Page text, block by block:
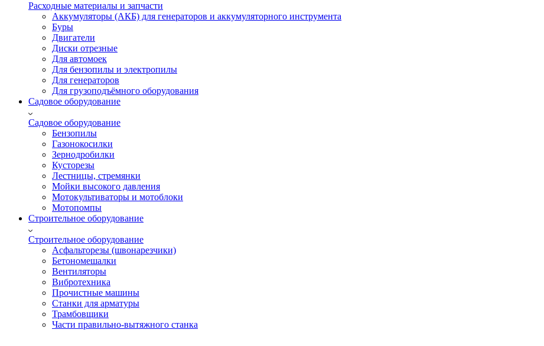
Расходные материалы и запчасти
Аккумуляторы (АКБ) для генераторов и аккумуляторного инструмента
Буры
Двигатели
Диски отрезные
Для автомоек
Для бензопилы и электропилы
Для генераторов
Для грузоподъёмного оборудования
Садовое оборудование
Садовое оборудование
Бензопилы
Газонокосилки
Зернодробилки
Кусторезы
Лестницы, стремянки
Мойки высокого давления
Мотокультиваторы и мотоблоки
Мотопомпы
Строительное оборудование
Строительное оборудование
Асфальторезы (швонарезчики)
Бетономешалки
Вентиляторы
Вибротехника
Прочистные машины
Станки для арматуры
Трамбовщики
Части правильно-вытяжного станка